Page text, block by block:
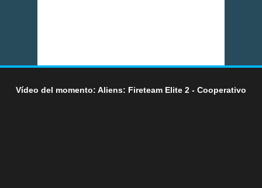
Vídeo del momento: Aliens: Fireteam Elite 2 - Cooperativo